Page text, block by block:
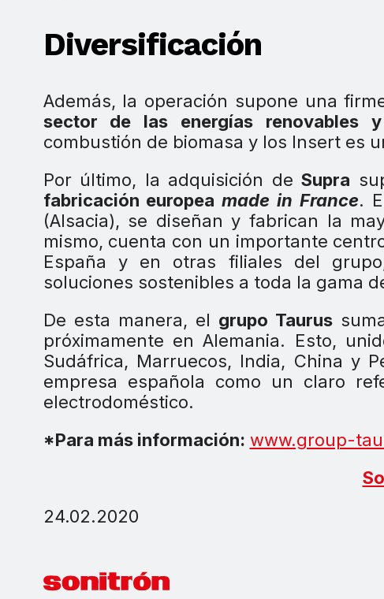
Diversificación
Además, la operación supone una
sector de las energías renovables
combustión de biomasa y los Insert es
Por último, la adquisición deSupra
fabricación europeamade in France.
(Alsacia), se diseñan y fabrican la
mismo, cuenta con un importante
España y en otras filiales del
soluciones sostenibles a toda la gama
De esta manera, el grupo Taurus
próximamente en Alemania. Esto,
Sudáfrica, Marruecos, India, China y
empresa española como un claro
electrodoméstico.
*Para más información: www.group-
24.02.2020